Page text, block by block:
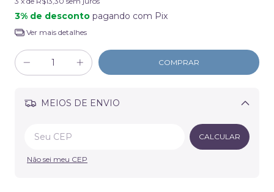
3% de desconto pagando com Pix
Ver mais detalhes
MEIOS DE ENVIO
Alterar CEP
CALCULAR
Não sei meu CEP